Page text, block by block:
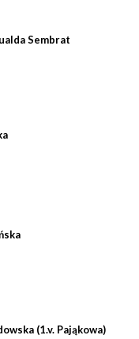
Sembrat
(1.v. Pająkowa)